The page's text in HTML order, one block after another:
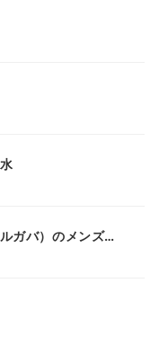
ガバ）のメンズ香